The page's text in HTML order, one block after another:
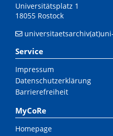
Universitätsplatz 1
18055 Rostock
Service
Impressum
Datenschutzerklärung
Barrierefreiheit
MyCoRe
Homepage